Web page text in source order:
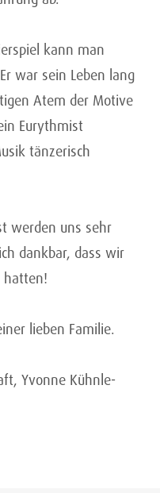
kann man
war sein Leben lang
Atem der Motive
Eurythmist
tänzerisch
werden uns sehr
dankbar, dass wir
hatten!
lieben Familie.
Yvonne Kühnle-